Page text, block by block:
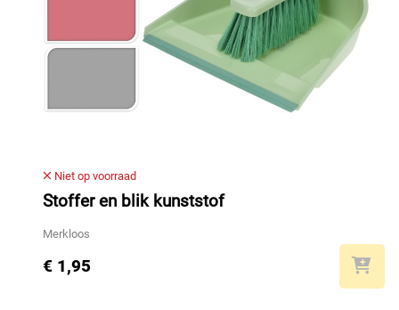
Niet op voorraad
Stoffer en blik kunststof
Merkloos
€ 1,95